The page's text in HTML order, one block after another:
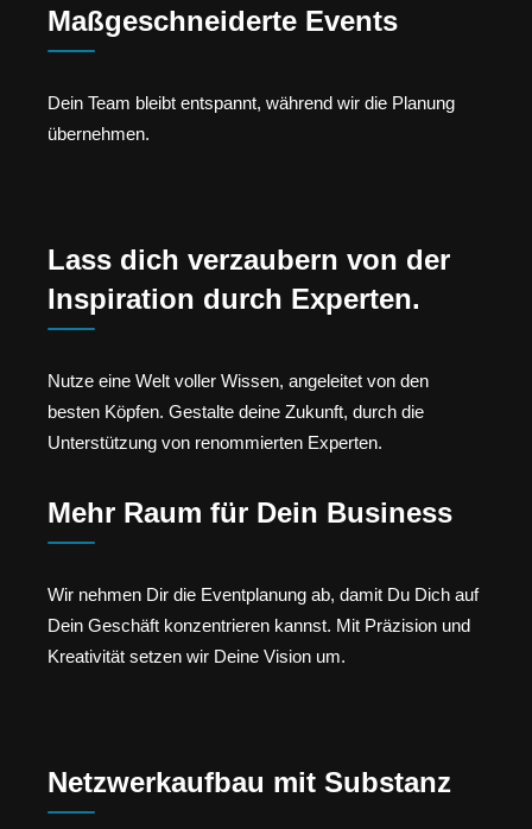
Maßgeschneiderte Events
Dein Team bleibt entspannt, während wir die Planung
übernehmen.
Lass dich verzaubern von der
Inspiration durch Experten.
Nutze eine Welt voller Wissen, angeleitet von den
besten Köpfen. Gestalte deine Zukunft, durch die
Unterstützung von renommierten Experten.
Mehr Raum für Dein Business
Wir nehmen Dir die Eventplanung ab, damit Du Dich auf
Dein Geschäft konzentrieren kannst. Mit Präzision und
Kreativität setzen wir Deine Vision um.
Netzwerkaufbau mit Substanz